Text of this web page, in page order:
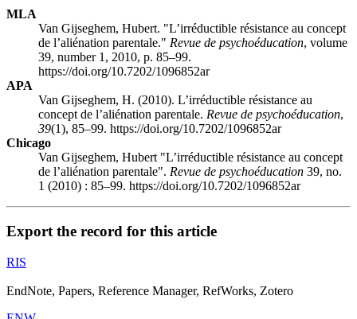
MLA
Van Gijseghem, Hubert. "L’irréductible résistance au concept
de l’aliénation parentale." Revue de psychoéducation, volume
39, number 1, 2010, p. 85–99.
https://doi.org/10.7202/1096852ar
APA
Van Gijseghem, H. (2010). L’irréductible résistance au
concept de l’aliénation parentale. Revue de psychoéducation,
39(1), 85–99. https://doi.org/10.7202/1096852ar
Chicago
Van Gijseghem, Hubert "L’irréductible résistance au concept
de l’aliénation parentale". Revue de psychoéducation 39, no.
1 (2010) : 85–99. https://doi.org/10.7202/1096852ar
Export the record for this article
RIS
EndNote, Papers, Reference Manager, RefWorks, Zotero